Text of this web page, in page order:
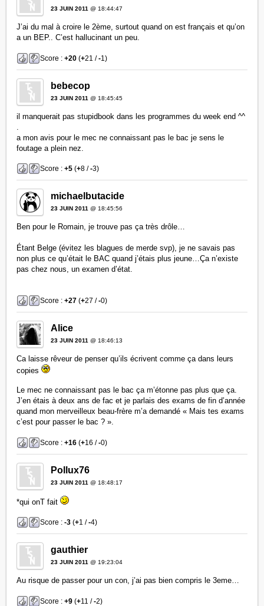
23 JUIN 2011 @ 18:44:47
J’ai du mal à croire le 2ème, surtout quand on est français et qu’on
a un BEP.. C’est hallucinant un peu.
Score :+20 (+21 /-1)
bebecop
23 JUIN 2011 @ 18:45:45
il manquerait pas stupidbook dans les programmes du week end ^^
a mon avis pour le mec ne connaissant pas le bac je sens le
foutage a plein nez.
Score :+5 (+8 /-3)
michaelbutacide
23 JUIN 2011 @ 18:45:56
Ben pour le Romain, je trouve pas ça très drôle…
Étant Belge (évitez les blagues de merde svp), je ne savais pas
non plus ce qu’était le BAC quand j’étais plus jeune…Ça n’existe
pas chez nous, un examen d’état.
Score :+27 (+27 /-0)
Alice
23 JUIN 2011 @ 18:46:13
Ca laisse rêveur de penser qu’ils écrivent comme ça dans leurs
copies
Le mec ne connaissant pas le bac ça m’étonne pas plus que ça.
J’en étais à deux ans de fac et je parlais des exams de fin d’année
quand mon merveilleux beau-frère m’a demandé « Mais tes exams
c’est pour passer le bac ? ».
Score :+16 (+16 /-0)
Pollux76
23 JUIN 2011 @ 18:48:17
*qui onT fait
Score :-3 (+1 /-4)
gauthier
23 JUIN 2011 @ 19:23:04
Au risque de passer pour un con, j’ai pas bien compris le 3eme…
Score :+9 (+11 /-2)